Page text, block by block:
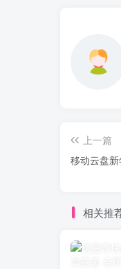
上一篇
移动云盘
相关推